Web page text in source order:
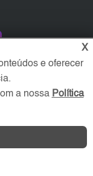
X
e oferecer
a nossa Política